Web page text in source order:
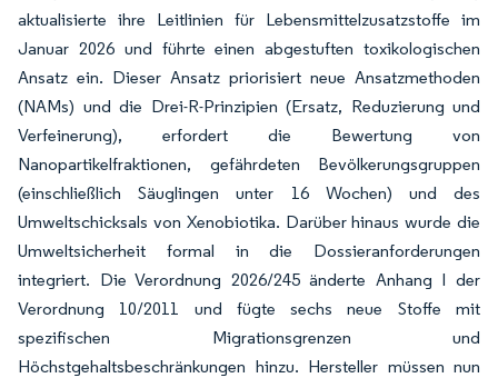
aktualisierte ihre Leitlinien für Lebensmittelzusatzstoffe im
Januar 2026 und führte einen abgestuften toxikologischen
Ansatz ein. Dieser Ansatz priorisiert neue Ansatzmethoden
(NAMs) und die Drei-R-Prinzipien (Ersatz, Reduzierung und
Verfeinerung), erfordert die Bewertung von
Nanopartikelfraktionen, gefährdeten Bevölkerungsgruppen
(einschließlich Säuglingen unter 16 Wochen) und des
Umweltschicksals von Xenobiotika. Darüber hinaus wurde die
Umweltsicherheit formal in die Dossieranforderungen
integriert. Die Verordnung 2026/245 änderte Anhang I der
Verordnung 10/2011 und fügte sechs neue Stoffe mit
spezifischen Migrationsgrenzen und
Höchstgehaltsbeschränkungen hinzu. Hersteller müssen nun